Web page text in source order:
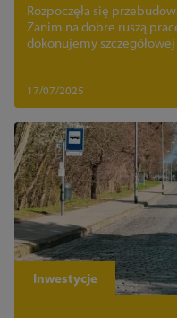
Rozpoczęła się
Zanim na dobre ruszą
dokonujemy
17/07/2025
Inwestycje